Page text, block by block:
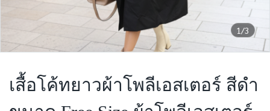
1/3
เสื้อโค้ทยาวผ้าโพลีเอสเตอร์ สีดำ